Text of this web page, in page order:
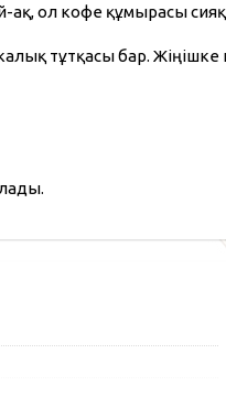
ақ, ол кофе құмырасы
тұтқасы бар. Жіңішке